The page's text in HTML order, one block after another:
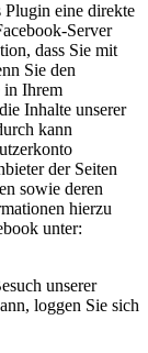
Plugin eine direkte
Server
dass Sie mit
Sie den
in Ihrem
Inhalte unserer
kann
der Seiten
sowie deren
hierzu
unter:
unserer
loggen Sie sich